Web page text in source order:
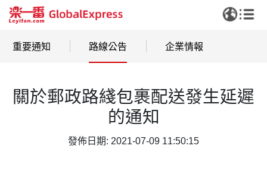
重要通知 路線公告 企業情報
關於郵政路綫包裹配送發生延遲
的通知
發佈日期: 2021-07-09 11:50:15